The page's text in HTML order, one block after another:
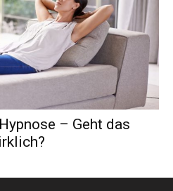
– Geht das